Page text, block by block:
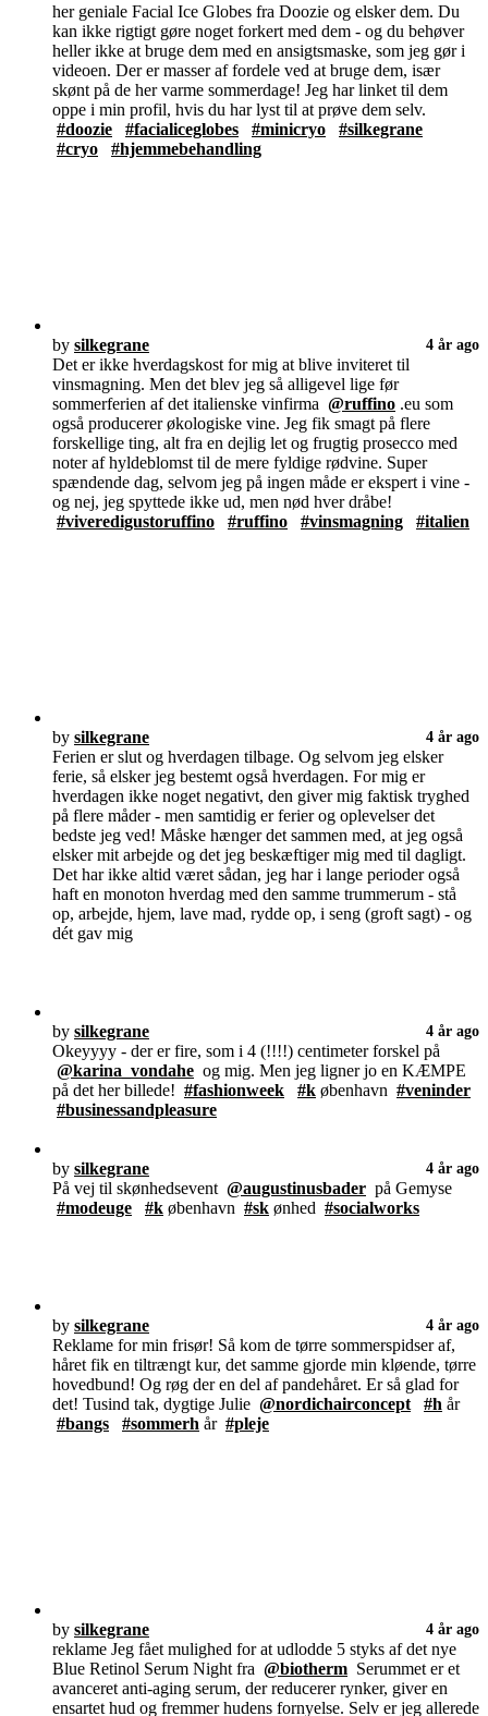
her geniale Facial Ice Globes fra Doozie og elsker dem. Du
kan ikke rigtigt gøre noget forkert med dem - og du behøver
heller ikke at bruge dem med en ansigtsmaske, som jeg gør i
videoen. Der er masser af fordele ved at bruge dem, især
skønt på de her varme sommerdage! Jeg har linket til dem
oppe i min profil, hvis du har lyst til at prøve dem selv.
#doozie
#facialiceglobes #minicryo
#silkegrane
#cryo
#hjemmebehandling
by silkegrane 4 år ago
Det er ikke hverdagskost for mig at blive inviteret til
vinsmagning. Men det blev jeg så alligevel lige før
sommerferien af det italienske vinfirma @ruffino .eu som
også producerer økologiske vine. Jeg fik smagt på flere
forskellige ting, alt fra en dejlig let og frugtig prosecco med
noter af hyldeblomst til de mere fyldige rødvine. Super
spændende dag, selvom jeg på ingen måde er ekspert i vine -
og nej, jeg spyttede ikke ud, men nød hver dråbe!
#viveredigustoruffino
#ruffino #vinsmagning #italien
by silkegrane 4 år ago
Ferien er slut og hverdagen tilbage. Og selvom jeg elsker
ferie, så elsker jeg bestemt også hverdagen. For mig er
hverdagen ikke noget negativt, den giver mig faktisk tryghed
på flere måder - men samtidig er ferier og oplevelser det
bedste jeg ved! Måske hænger det sammen med, at jeg også
elsker mit arbejde og det jeg beskæftiger mig med til dagligt.
Det har ikke altid været sådan, jeg har i lange perioder også
haft en monoton hverdag med den samme trummerum - stå
op, arbejde, hjem, lave mad, rydde op, i seng (groft sagt) - og
dét gav mig
by silkegrane 4 år ago
Okeyyyy - der er fire, som i 4 (!!!!) centimeter forskel på
@karina_vondahe og mig. Men jeg ligner jo en KÆMPE
på det her billede! #fashionweek #k øbenhavn #veninder
#businessandpleasure
by silkegrane 4 år ago
På vej til skønhedsevent @augustinusbader på Gemyse
#modeuge
#k øbenhavn #sk ønhed #socialworks
by silkegrane 4 år ago
Reklame for min frisør! Så kom de tørre sommerspidser af,
håret fik en tiltrængt kur, det samme gjorde min kløende, tørre
hovedbund! Og røg der en del af pandehåret. Er så glad for
det! Tusind tak, dygtige Julie @nordichairconcept #h år
#bangs
#sommerh år #pleje
by silkegrane 4 år ago
reklame Jeg fået mulighed for at udlodde 5 styks af det nye
Blue Retinol Serum Night fra @biotherm Serummet er et
avanceret anti-aging serum, der reducerer rynker, giver en
ensartet hud og fremmer hudens fornyelse. Selv er jeg allerede